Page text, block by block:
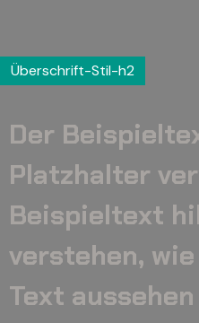
Überschrift-Stil-h2
Der
Platzhalter
Beispieltext
verstehen,
Text